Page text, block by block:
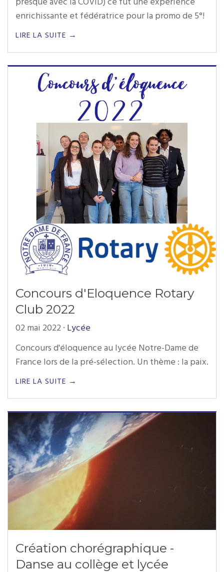
enrichissante et fédératrice pour la promo de 5°!
LIRE LA SUITE →
Concours d'Eloquence Rotary
Club 2022
02 mai 2022 · Lycée
Concours d'éloquence au lycée Notre-Dame de
France lors de la pré-sélection. Un thème : la paix.
LIRE LA SUITE →
Création chorégraphique -
Danse au collège et lycée